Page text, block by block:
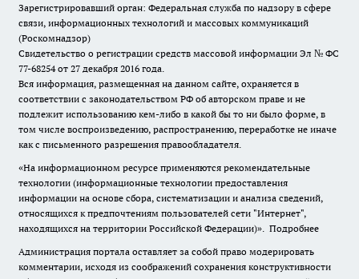
Зарегистрировавший орган: Федеральная служба по надзору в сфере
связи, информационных технологий и массовых коммуникаций
(Роскомнадзор)
Свидетельство о регистрации средств массовой информации Эл № ФС
77-68254 от 27 декабря 2016 года.
Вся информация, размещенная на данном сайте, охраняется в
соответствии с законодательством РФ об авторском праве и не
подлежит использованию кем-либо в какой бы то ни было форме, в
том числе воспроизведению, распространению, переработке не иначе
как с письменного разрешения правообладателя.
«На информационном ресурсе применяются рекомендательные
технологии (информационные технологии предоставления
информации на основе сбора, систематизации и анализа сведений,
относящихся к предпочтениям пользователей сети "Интернет",
находящихся на территории Российской Федерации)». Подробнее
Администрация портала оставляет за собой право модерировать
комментарии, исходя из соображений сохранения конструктивности